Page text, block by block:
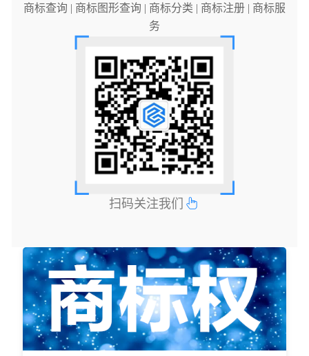
商标查询 | 商标图形查询 | 商标分类 | 商标注册| 商标服
务
扫码关注我们